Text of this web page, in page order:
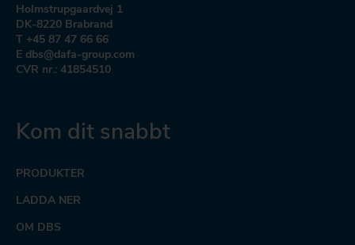
Holmstrupgaardvej 1
DK-8220 Brabrand
T +45 87 47 66 66
E dbs@dafa-group.com
CVR nr.: 41854510
Kom dit snabbt
PRODUKTER
LADDA NER
OM DBS